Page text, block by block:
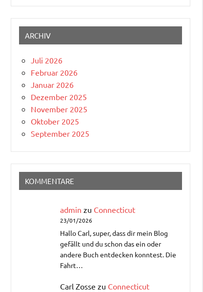
ARCHIV
Juli 2026
Februar 2026
Januar 2026
Dezember 2025
November 2025
Oktober 2025
September 2025
KOMMENTARE
admin zu Connecticut
23/01/2026
Hallo Carl, super, dass dir mein Blog
gefällt und du schon das ein oder
andere Buch entdecken konntest. Die
Fahrt…
Carl Zosse zu Connecticut